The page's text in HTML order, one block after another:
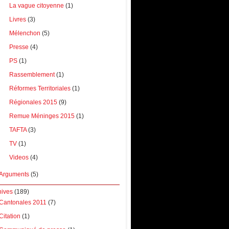
La vague citoyenne (1)
Livres (3)
Mélenchon (5)
Presse (4)
PS (1)
Rassemblement(1)
Réformes Territoriales (1)
Régionales 2015 (9)
Remue Méninges 2015 (1)
TAFTA(3)
TV (1)
Videos (4)
(5)
(189)
2011 (7)
(1)